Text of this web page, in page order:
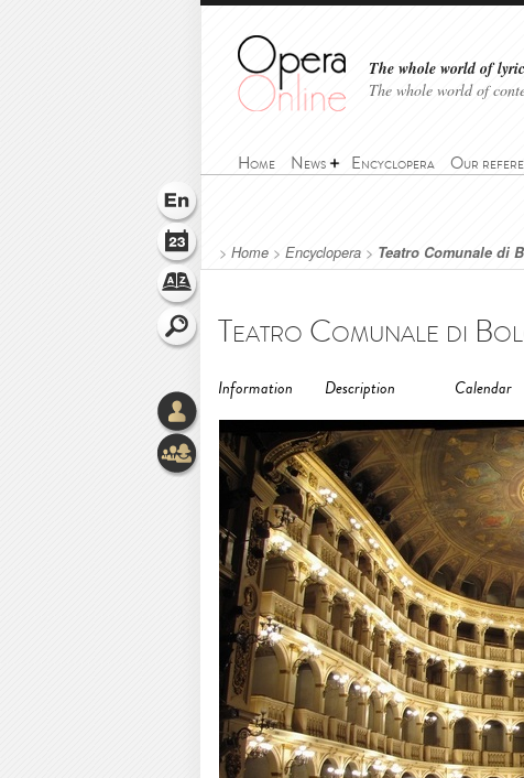
The whole world of
The whole world of
Home News Encyclopera Our
> Home > Encyclopera > Teatro Comunale di
Teatro Comunale di
Information Description Calendar